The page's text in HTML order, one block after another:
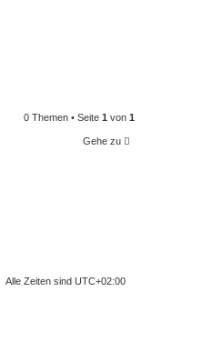
0 Themen • Seite 1 von 1
Gehe zu
Alle Zeiten sind UTC+02:00